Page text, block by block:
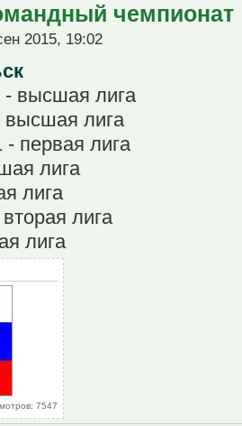
чемпионат
2015, 19:02
- высшая лига
высшая лига
первая лига
лига
лига
лига
лига
7547